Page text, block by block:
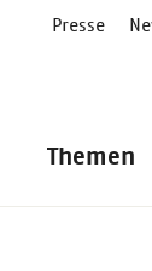
Presse
Themen